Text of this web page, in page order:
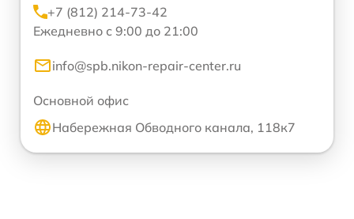
+7 (812) 214-73-42
Ежедневно с 9:00 до 21:00
info@spb.nikon-repair-center.ru
Основной офис
Набережная Обводного канала, 118к7